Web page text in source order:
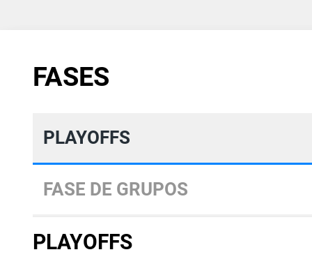
FASES
PLAYOFFS
FASE DE GRUPOS
PLAYOFFS